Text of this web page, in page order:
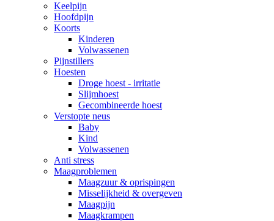
Keelpijn
Hoofdpijn
Koorts
Kinderen
Volwassenen
Pijnstillers
Hoesten
Droge hoest - irritatie
Slijmhoest
Gecombineerde hoest
Verstopte neus
Baby
Kind
Volwassenen
Anti stress
Maagproblemen
Maagzuur & oprispingen
Misselijkheid & overgeven
Maagpijn
Maagkrampen